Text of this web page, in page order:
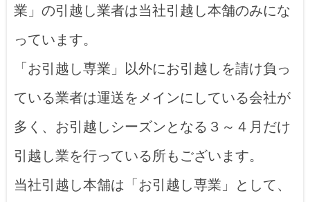
業」の引越し業者は当社引越し本舗のみにな
っています。
「お引越し専業」以外にお引越しを請け負っ
ている業者は運送をメインにしている会社が
多く、お引越しシーズンとなる３～４月だけ
引越し業を行っている所もございます。
当社引越し本舗は「お引越し専業」として、